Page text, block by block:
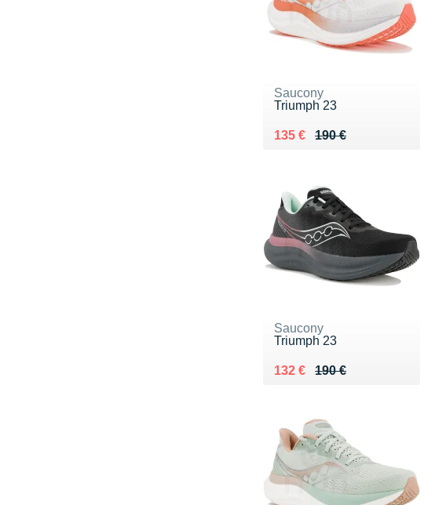
Saucony
Triumph 23
190 €
Au lieu de 190 €
135 €
Vendu 135 €
Saucony
Triumph 23
190 €
Au lieu de 190 €
132 €
Vendu 132 €